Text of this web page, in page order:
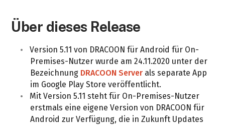
Über dieses Release
Version 5.11 von DRACOON für Android für On-
Premises-Nutzer wurde am 24.11.2020 unter der
Bezeichnung DRACOON Server als separate App
im Google Play Store veröffentlicht.
Mit Version 5.11 steht für On-Premises-Nutzer
erstmals eine eigene Version von DRACOON für
Android zur Verfügung, die in Zukunft Updates